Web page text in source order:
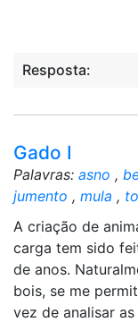
Resposta:
Gado I
Palavras: asno ,
jumento , mula ,
A criação de
carga tem sido
de anos.
bois, se me
vez de analisar